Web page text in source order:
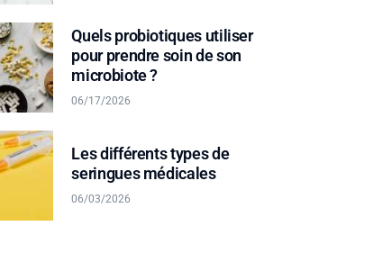
Quels probiotiques utiliser
pour prendre soin de son
microbiote ?
06/17/2026
Les différents types de
seringues médicales
06/03/2026